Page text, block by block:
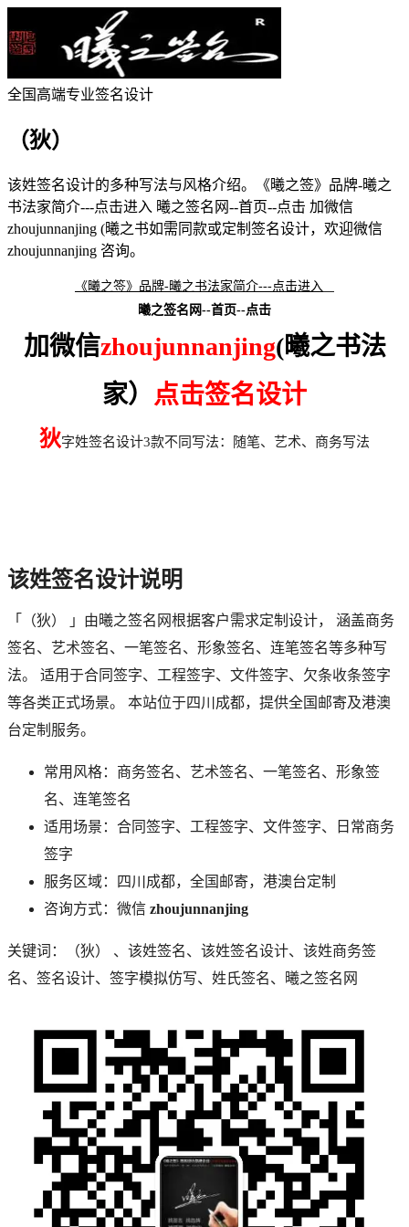
全国高端专业签名设计
（狄）
该姓签名设计的多种写法与风格介绍。
《曦之签》品牌-曦之
书法家简介---点击进入 曦之签名网--首页--点击 加微信
zhoujunnanjing (曦之书如需同款或定制签名设计，欢迎微信
zhoujunnanjing 咨询。
《曦之签》品牌-曦之书法家简介---点击进入
曦之签名网--首页--点击
加微信zhoujunnanjing(曦之书法
家） 点击签名设计
狄字姓签名设计3款不同写法：随笔、艺术、商务写法
该姓签名设计说明
「 （狄）
」由曦之签名网根据客户需求定制设计， 涵盖商务
签名、艺术签名、一笔签名、形象签名、连笔签名等多种写
法。 适用于合同签字、工程签字、文件签字、欠条收条签字
等各类正式场景。 本站位于四川成都，提供全国邮寄及港澳
台定制服务。
常用风格：商务签名、艺术签名、一笔签名、形象签
名、连笔签名
适用场景：合同签字、工程签字、文件签字、日常商务
签字
服务区域：四川成都，全国邮寄，港澳台定制
咨询方式：微信 zhoujunnanjing
关键词： （狄） 、 该姓签名、 该姓签名设计、 该姓商务签
名、签名设计、签字模拟仿写、姓氏签名、曦之签名网